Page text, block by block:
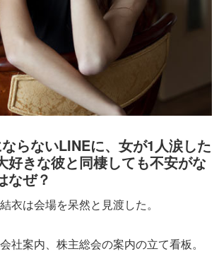
らないLINEに、女が1人涙した
好きな彼と同棲しても不安がな
なぜ？
衣は会場を呆然と見渡した。
社案内、株主総会の案内の立て看板。